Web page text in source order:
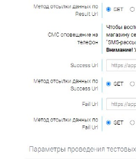
Электронные медицинские
Складской учет
Контроль финансов
Лаборатории
Интернет-Телефония
ВОЗМОЖНОСТИ